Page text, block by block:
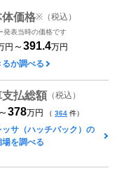
価格※ （税込）
発表当時の価格です
円 ～391.4万円
か調べる
払総額 （税込）
～378万円 （ 364 件）
ッサ（ハッチバック）の
を調べる